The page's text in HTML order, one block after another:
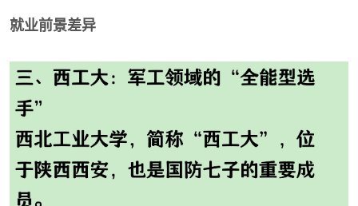
就业前景差异